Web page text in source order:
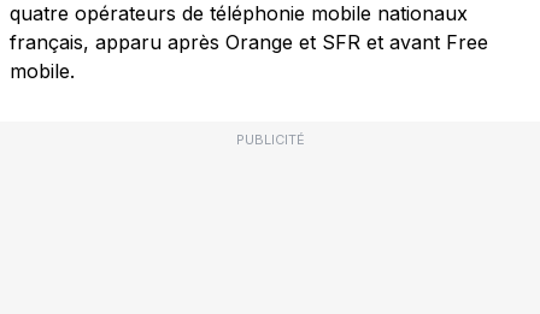
quatre opérateurs de téléphonie mobile nationaux
français, apparu après Orange et SFR et avant Free
mobile.
PUBLICITÉ